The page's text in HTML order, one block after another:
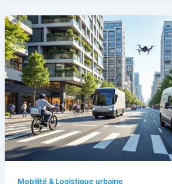
Mobilité & Logistique urbaine